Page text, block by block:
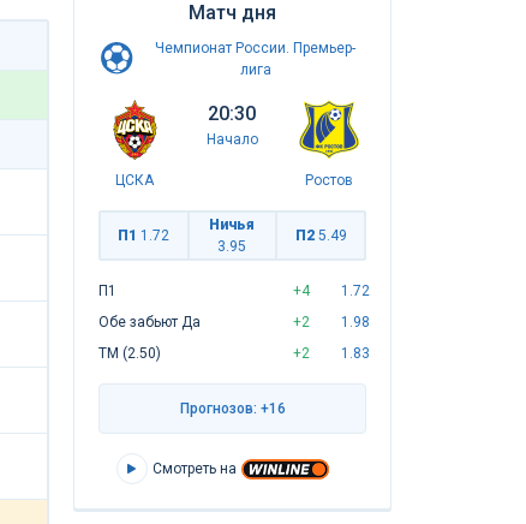
Матч дня
Чемпионат России. Премьер-
лига
ЦСКА
20:30
Начало
Ростов
П1 1.72
Ничья
3.95
П2 5.49
П1 +4
1.72
Обе забьют Да
+2
1.98
ТМ (2.50)
+2 1.83
Прогнозов: +16
Смотреть на